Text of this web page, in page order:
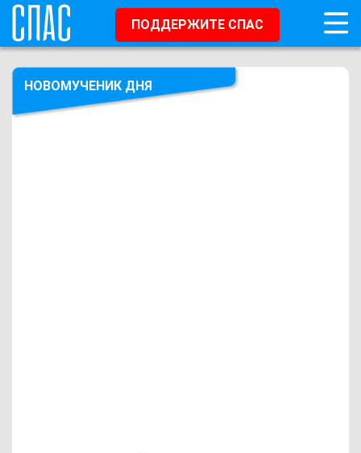
ПОДДЕРЖИТЕ СПАС
НОВОМУЧЕНИК ДНЯ